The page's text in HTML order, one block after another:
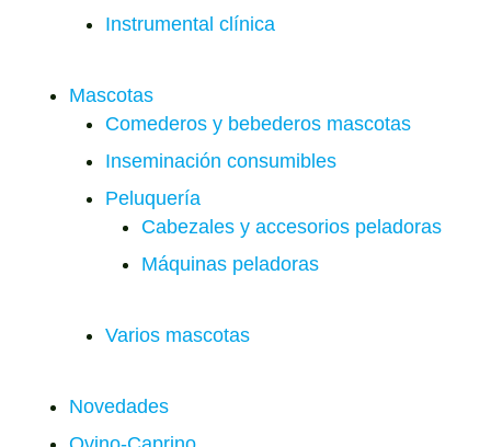
Instrumental clínica
Mascotas
Comederos y bebederos mascotas
Inseminación consumibles
Peluquería
Cabezales y accesorios peladoras
Máquinas peladoras
Varios mascotas
Novedades